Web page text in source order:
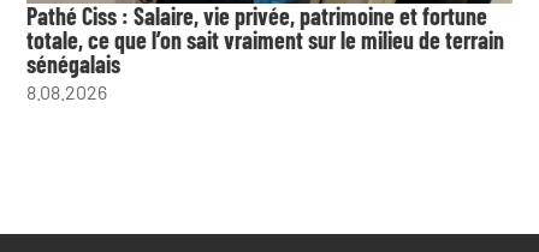
Pathé Ciss : Salaire, vie privée, patrimoine et fortune
totale, ce que l’on sait vraiment sur le milieu de terrain
sénégalais
8.08.2026